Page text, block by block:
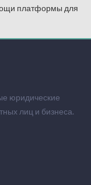
платформы для
юридические
лиц и бизнеса.